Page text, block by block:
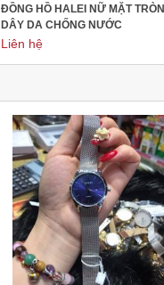
ĐỒNG HỒ HALEI NỮ MẶT TRÒN
DÂY DA CHỐNG NƯỚC
Liên hệ